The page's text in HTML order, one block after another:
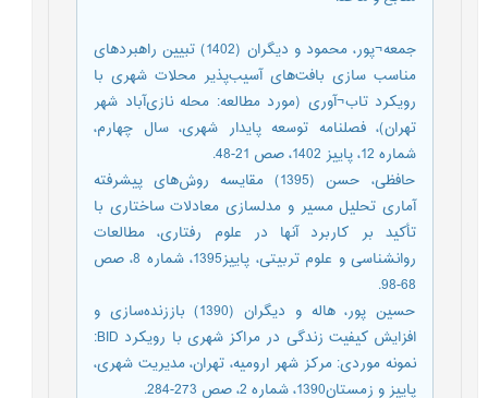
جمعه¬پور، محمود و دیگران (1402) تبیین راهبردهای
مناسب سازی بافت‌های آسیب‌پذیر محلات شهری با
رویکرد تاب¬آوری (مورد مطالعه: محله نازی‌آباد شهر
تهران)، فصلنامه توسعه پایدار شهری، سال چهارم،
شماره 12، پاییز 1402، صص 21-48.
حافظی، حسن (1395) مقایسه روش‌های پیشرفته
آماری تحلیل مسیر و مدلسازی معادلات ساختاری با
تأکید بر کاربرد آنها در علوم رفتاری، مطالعات
روانشناسی و علوم تربیتی، پاییز1395، شماره 8، صص
68-98.
حسین پور، هاله و دیگران (1390) باززنده‌سازی و
افزایش کیفیت زندگی در مراکز شهری با رویکرد BID:
نمونه موردی: مرکز شهر ارومیه، تهران، مدیریت شهری،
پاییز و زمستان1390، شماره 2، صص 273-284.